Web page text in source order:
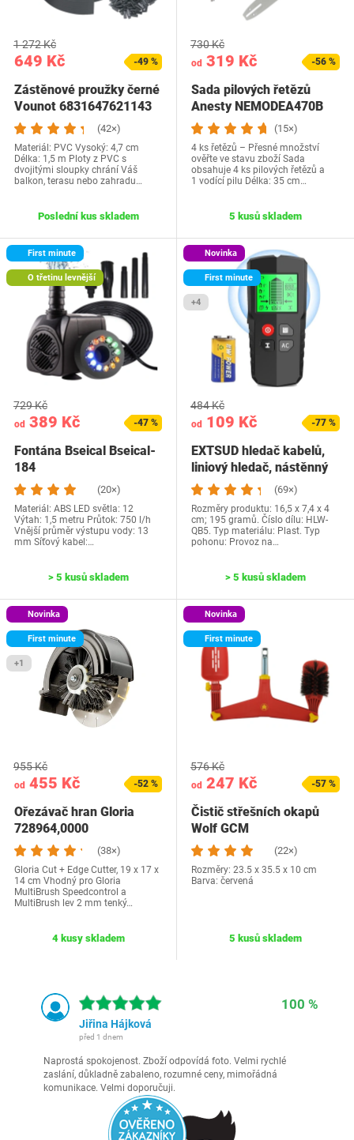
649 Kč
1 272 Kč
-49 %
Zástěnové proužky černé
Vounot 6831647621143
(42×)
Materiál: PVC Vysoký: 4,7 cm
Délka: 1,5 m Ploty z PVC s
dvojitými sloupky chrání Váš
balkon, terasu nebo zahradu…
Poslední kus skladem
od 319 Kč
730 Kč
-56 %
Sada pilových řetězů
Anesty NEMODEA470B
(15×)
4 ks řetězů – Přesné množství
ověřte ve stavu zboží Sada
obsahuje 4 ks pilových řetězů a
1 vodící pilu Délka: 35 cm…
5 kusů skladem
First minute
O třetinu levnější
od 389 Kč
729 Kč
-47 %
Fontána Bseical Bseical-
184
(20×)
Materiál: ABS LED světla: 12
Výtah: 1,5 metru Průtok: 750 l/h
Vnější průměr výstupu vody: 13
mm Síťový kabel:…
> 5 kusů skladem
Novinka
First minute
+4
od 109 Kč
484 Kč
-77 %
EXTSUD hledač kabelů,
liniový hledač, nástěnný
hledač…
(69×)
Rozměry produktu: 16,5 x 7,4 x 4
cm; 195 gramů. Číslo dílu: HLW-
QB5. Typ materiálu: Plast. Typ
pohonu: Provoz na…
> 5 kusů skladem
Novinka
First minute
+1
od 455 Kč
955 Kč
-52 %
Ořezávač hran Gloria
728964,0000
(38×)
Gloria Cut + Edge Cutter, 19 x 17 x
14 cm Vhodný pro Gloria
MultiBrush Speedcontrol a
MultiBrush lev 2 mm tenký…
4 kusy skladem
Novinka
First minute
od 247 Kč
576 Kč
-57 %
Čistič střešních okapů
Wolf GCM
(22×)
Rozměry: ‎23.5 x 35.5 x 10 cm
Barva: červená
5 kusů skladem
100 %
Jiřina Hájková
před 1 dnem
Naprostá spokojenost. Zboží odpovídá foto. Velmi rychlé
zaslání, důkladně zabaleno, rozumné ceny, mimořádná
komunikace. Velmi doporučuji.